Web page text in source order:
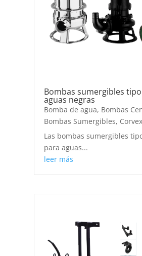
Bombas sumergibles
aguas negras
Bomba de agua, Bombas
Bombas Sumergibles, Corvex
Las bombas sumergibles
para aguas...
leer más